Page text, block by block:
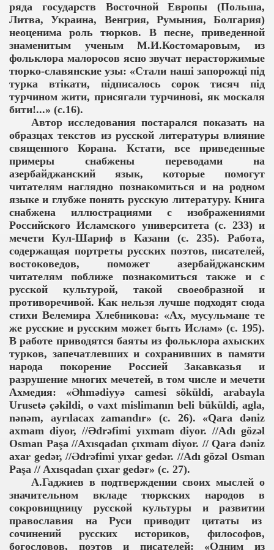
ряда государств Восточной Европы (Польша,
Литва, Украина, Венгрия, Румыния, Болгария)
неоценима роль тюрков. В песне, приведенной
знаменитым ученым М.И.Костомаровым, из
фольклора малоросов ясно звучат нерасторжимые
тюрко-славянские узы: «Стали нашi запорожцi пiд
турка втiкати, пiдписалось сорок тисяч пiд
турчином жити, присягали турчиновi, як москаля
бити!...» (с.16).
Автор исследования постарался показать на
образцах текстов из русской литературы влияние
священного Корана. Кстати, все приведенные
примеры снабжены переводами на
азербайджанский язык, которые помогут
читателям наглядно познакомиться и на родном
языке и глубже понять русскую литературу. Книга
снабжена иллюстрациями с изображениями
Российского Исламского университета (с. 233) и
мечети Кул-Шариф в Казани (с. 235). Работа,
содержащая портреты русских поэтов, писателей,
востоковедов, поможет азербайджанским
читателям поближе познакомиться также и с
русской культурой, такой своеобразной и
противоречивой. Как нельзя лучше подходят сюда
стихи Велемира Хлебникова: «Ах, мусульмане те
же русские и русским может быть Ислам» (с. 195).
В работе приводятся баяты из фольклора ахыских
турков, запечатлевших и сохранивших в памяти
народа покорение Россией Закавказья и
разрушение многих мечетей, в том числе и мечети
Ахмедия: «Əhmədiyyə camesi söküldi, arabayla
Urusetə çəkildi, o vaxt mislimanın beli büküldi, agla,
nənəm, ayrılacax zamandır» (c. 26). «Qara dəniz
axmam diyor, //Ədrəfimi yıxmam diyor. //Adı gözəl
Osman Paşa //Axısqadan çıxmam diyor. // Qara dəniz
axar gedər, //Ədrəfimi yıxar gedər. //Adı gözəl Osman
Paşa // Axısqadan çıxar gedər» (с. 27).
А.Гаджиев в подтверждении своих мыслей о
значительном вкладе тюркских народов в
сокровищницу русской культуры и развитии
православия на Руси приводит цитаты из
сочинений русских историков, философов,
богословов, поэтов и писателей: «Одним из